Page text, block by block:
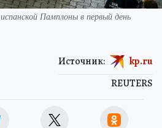
Памплоны в первый день
REUTERS
Источник: kp.ru